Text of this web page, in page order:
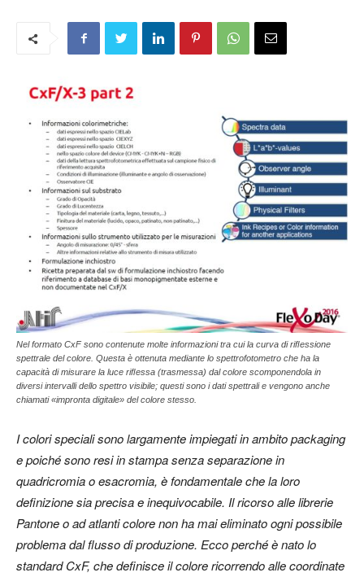
Nel formato CxF sono contenute molte informazioni tra cui la curva di riﬂessione
spettrale del colore. Questa è ottenuta mediante lo spettrofotometro che ha la
capacità di misurare la luce riﬂessa (trasmessa) dal colore scomponendola in
diversi intervalli dello spettro visibile; questi sono i dati spettrali e vengono anche
chiamati «impronta digitale» del colore stesso.
I colori speciali sono largamente impiegati in ambito packaging
e poiché sono resi in stampa senza separazione in
quadricromia o esacromia, è fondamentale che la loro
definizione sia precisa e inequivocabile. Il ricorso alle librerie
Pantone o ad atlanti colore non ha mai eliminato ogni possibile
problema dal flusso di produzione. Ecco perché è nato lo
standard CxF, che definisce il colore ricorrendo alle coordinate